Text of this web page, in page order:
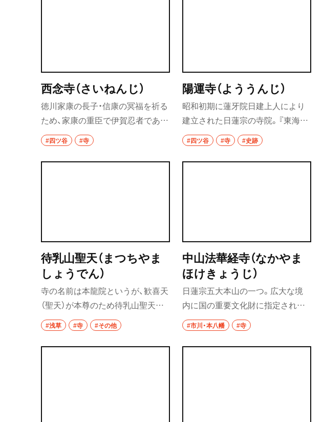
我孫子
椎名町
東長崎
保谷・東久留米・清瀬・
食堂
洋食・西洋料理
パスタ
ピザ
フレンチ
スペイン料理
パエリヤ
西念寺（さいねんじ）
徳川家康の長子・信康の冥福を祈る
ため、家康の重臣で伊賀忍者であっ
た服部半蔵が文禄3年（1594）に麹
町に建てた庵が始まりだ。後に現
在地へと移し、半蔵の法名にちなみ
#四ツ谷 #寺
陽運寺（よううんじ）
昭和初期に蓮牙院日建上人により
建立された日蓮宗の寺院。『東海道
四谷怪談』所縁のお岩さんを祀って
おり、通称「於岩稲荷」(おいわいな
り)とも呼ばれる。2017年に改修さ
瞑想を通して自分自身と向き合う
「お岩さま開運祈願祭」（1・8月を除
く毎月1日）を設けている。
#四ツ谷 #寺 #史跡
待乳山聖天（まつちやま
しょうでん）
寺の名前は本龍院というが、歓喜天
（聖天）が本尊のため待乳山聖天と
呼ばれている。境内各所には健康
と良縁、夫婦和合を意味する二股大
根と、商売繁盛を意味する巾着のお
#浅草 #寺 #その他
中山法華経寺（なかやま
ほけきょうじ）
日蓮宗五大本山の一つ。広大な境
内に国の重要文化財に指定されて
いる祖師堂、五重塔、法華堂、四足門
をはじめ、多数の伽藍が立ち並ぶ。
100日間行う大荒行が有名。
#市川・本八幡 #寺